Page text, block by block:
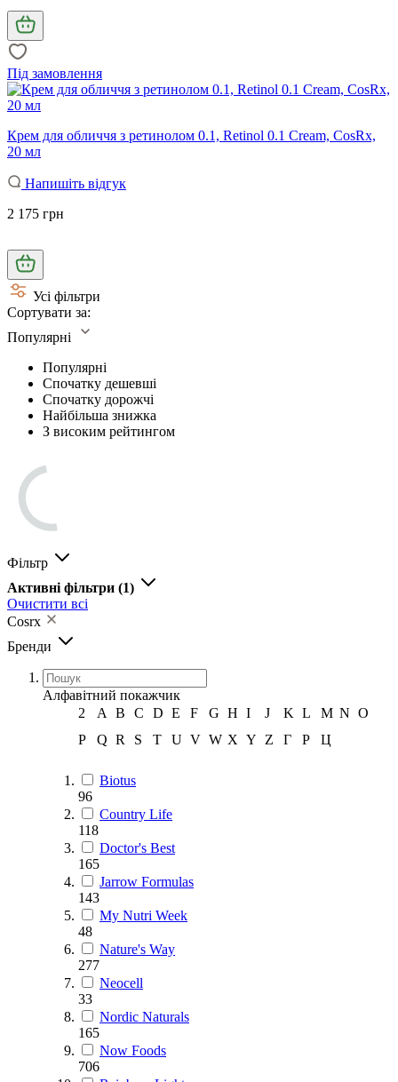
Під замовлення
Крем для обличчя з ретинолом 0.1, Retinol 0.1 Cream, CosRx,
20 мл
Напишіть відгук
2 175 грн
Усі фільтри
Сортувати за:
Популярні
Популярні
Спочатку дешевші
Спочатку дорожчі
Найбільша знижка
З високим рейтингом
Фільтр
Активні фільтри (1)
Очистити всі
Cosrx
Бренди
Алфавітний покажчик
2
A B C D E F G H I J K L M N O
P
Q R S T U V W X Y Z Г Р Ц
Biotus
96
Country Life
118
Doctor's Best
165
Jarrow Formulas
143
My Nutri Week
48
Nature's Way
277
Neocell
33
Nordic Naturals
165
Now Foods
706